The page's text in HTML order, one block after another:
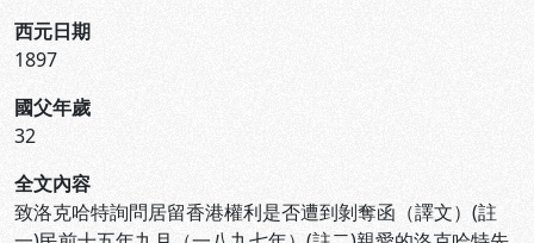
西元日期
1897
國父年歲
32
全文內容
致洛克哈特詢問居留香港權利是否遭到剝奪函（譯文）(註